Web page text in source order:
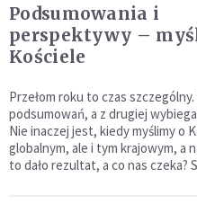
Podsumowania i
perspektywy –
Kościele
Przełom roku to czas
podsumowań, a z drugiej
Nie inaczej jest, kiedy myślimy o
globalnym, ale i tym krajowym, a
to dało rezultat, a co nas czeka?